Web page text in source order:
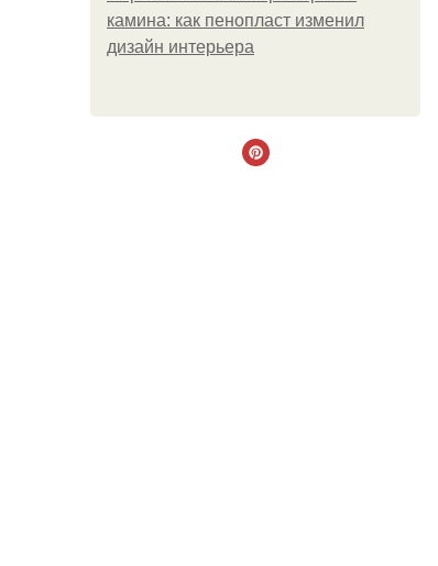
камина: как пенопласт изменил
дизайн интерьера